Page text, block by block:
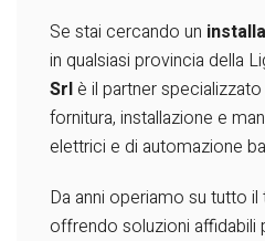
Se stai cercando un
in qualsiasi provincia della
Srlè il partner
fornitura, installazione e
elettrici e di automazione
Da anni operiamo su tutto
offrendo soluzioni affidabili